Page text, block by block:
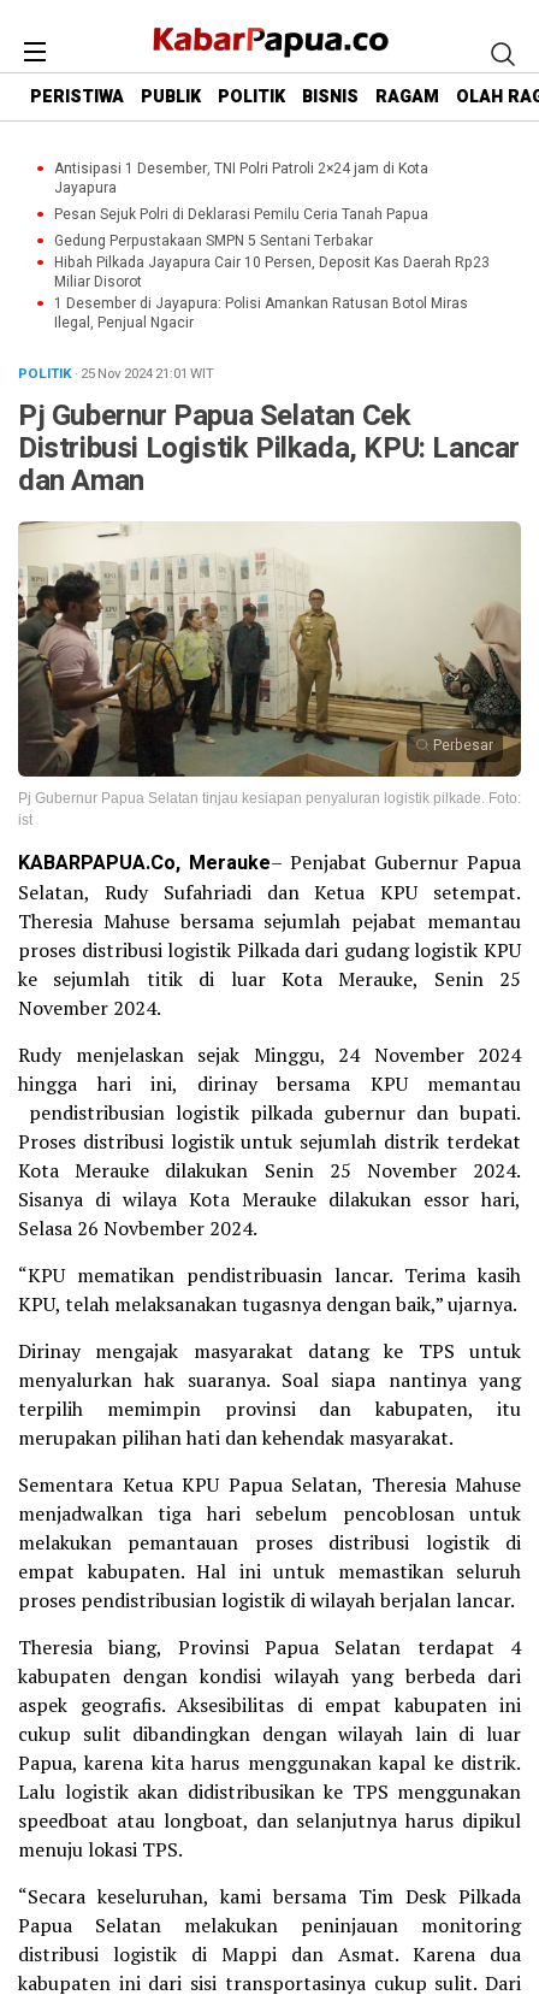
PERISTIWA PUBLIK POLITIK BISNIS RAGAM OLAH
Antisipasi 1 Desember, TNI Polri Patroli 2×24 jam di Kota
Jayapura
Pesan Sejuk Polri di Deklarasi Pemilu Ceria Tanah Papua
Gedung Perpustakaan SMPN 5 Sentani Terbakar
Hibah Pilkada Jayapura Cair 10 Persen, Deposit Kas Daerah Rp23
Miliar Disorot
1 Desember di Jayapura: Polisi Amankan Ratusan Botol Miras
Ilegal, Penjual Ngacir
POLITIK· 25 Nov 202421:01 WIT
Pj Gubernur Papua Selatan Cek
Distribusi Logistik Pilkada, KPU: Lancar
dan Aman
Perbesar
Pj Gubernur Papua Selatan tinjau kesiapan penyaluran logistik pilkade. Foto:
ist
KABARPAPUA.Co, Merauke– Penjabat Gubernur Papua
Selatan, Rudy Sufahriadi dan Ketua KPU setempat.
Theresia Mahuse bersama sejumlah pejabat memantau
proses distribusi logistik Pilkada dari gudang logistik KPU
ke sejumlah titik di luar Kota Merauke, Senin 25
November 2024.
Rudy menjelaskan sejak Minggu, 24 November 2024
hingga hari ini, dirinay bersama KPU memantau
pendistribusian logistik pilkada gubernur dan bupati.
Proses distribusi logistik untuk sejumlah distrik terdekat
Kota Merauke dilakukan Senin 25 November 2024.
Sisanya di wilaya Kota Merauke dilakukan essor hari,
Selasa 26 Novbember 2024.
“KPU mematikan pendistribuasin lancar. Terima kasih
KPU, telah melaksanakan tugasnya dengan baik,” ujarnya.
Dirinay mengajak masyarakat datang ke TPS untuk
menyalurkan hak suaranya. Soal siapa nantinya yang
terpilih memimpin provinsi dan kabupaten, itu
merupakan pilihan hati dan kehendak masyarakat.
Sementara Ketua KPU Papua Selatan, Theresia Mahuse
menjadwalkan tiga hari sebelum pencoblosan untuk
melakukan pemantauan proses distribusi logistik di
empat kabupaten. Hal ini untuk memastikan seluruh
proses pendistribusian logistik di wilayah berjalan lancar.
Theresia biang, Provinsi Papua Selatan terdapat 4
kabupaten dengan kondisi wilayah yang berbeda dari
aspek geografis. Aksesibilitas di empat kabupaten ini
cukup sulit dibandingkan dengan wilayah lain di luar
Papua, karena kita harus menggunakan kapal ke distrik.
Lalu logistik akan didistribusikan ke TPS menggunakan
speedboat atau longboat, dan selanjutnya harus dipikul
menuju lokasi TPS.
“Secara keseluruhan, kami bersama Tim Desk Pilkada
Papua Selatan melakukan peninjauan monitoring
distribusi logistik di Mappi dan Asmat. Karena dua
kabupaten ini dari sisi transportasinya cukup sulit. Dari